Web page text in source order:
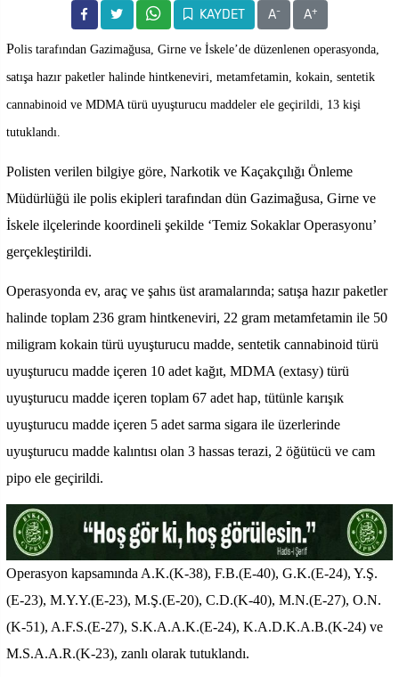
KAYDET A- A+
Polis tarafından Gazimağusa, Girne ve İskele’de düzenlenen operasyonda,
satışa hazır paketler halinde hintkeneviri, metamfetamin, kokain, sentetik
cannabinoid ve MDMA türü uyuşturucu maddeler ele geçirildi, 13 kişi
tutuklandı.
Polisten verilen bilgiye göre, Narkotik ve Kaçakçılığı Önleme
Müdürlüğü ile polis ekipleri tarafından dün Gazimağusa, Girne ve
İskele ilçelerinde koordineli şekilde ‘Temiz Sokaklar Operasyonu’
gerçekleştirildi.
Operasyonda ev, araç ve şahıs üst aramalarında; satışa hazır paketler
halinde toplam 236 gram hintkeneviri, 22 gram metamfetamin ile 50
miligram kokain türü uyuşturucu madde, sentetik cannabinoid türü
uyuşturucu madde içeren 10 adet kağıt, MDMA (extasy) türü
uyuşturucu madde içeren toplam 67 adet hap, tütünle karışık
uyuşturucu madde içeren 5 adet sarma sigara ile üzerlerinde
uyuşturucu madde kalıntısı olan 3 hassas terazi, 2 öğütücü ve cam
pipo ele geçirildi.
Operasyon kapsamında A.K.(K-38), F.B.(E-40), G.K.(E-24), Y.Ş.
(E-23), M.Y.Y.(E-23), M.Ş.(E-20), C.D.(K-40), M.N.(E-27), O.N.
(K-51), A.F.S.(E-27), S.K.A.A.K.(E-24), K.A.D.K.A.B.(K-24) ve
M.S.A.A.R.(K-23), zanlı olarak tutuklandı.